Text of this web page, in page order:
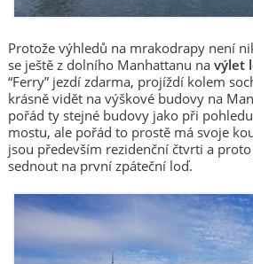
Protože výhledů na mrakodrapy není
se ještě z dolního Manhattanu na výlet
“Ferry” jezdí zdarma, projíždí kolem
krásně vidět na výškové budovy na
pořád ty stejné budovy jako při
mostu, ale pořád to prostě má svoje
jsou především rezidenční čtvrti a
sednout na první zpáteční loď.